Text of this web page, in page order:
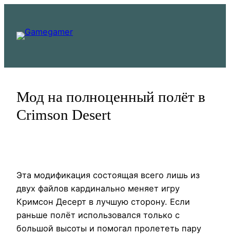
содержимому
Мод на полноценный полёт в
Crimson Desert
Эта модификация состоящая всего лишь из
двух файлов кардинально меняет игру
Кримсон Десерт в лучшую сторону. Если
раньше полёт использовался только с
большой высоты и помогал пролететь пару